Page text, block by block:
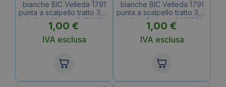
bianche BIC Velleda 1791
punta a scalpello tratto 3,3-
4,6 mm Nero – 9431931
1,00 €
IVA esclusa
bianche BIC Velleda 1791
punta a scalpello tratto 3,3-
4,6mm Rosso – 9431981
1,00 €
IVA esclusa